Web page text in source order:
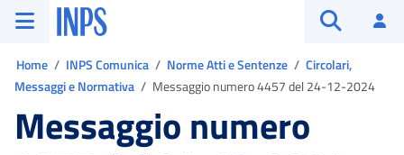
Vai al menu principale
Vai al contenuto principale
Vai al pie' di pagina
INPS ()
Home INPS Comunica Norme Atti e Sentenze
Circolari,
Messaggi e Normativa
Messaggio numero 4457 del 24-12-2024
Messaggio numero